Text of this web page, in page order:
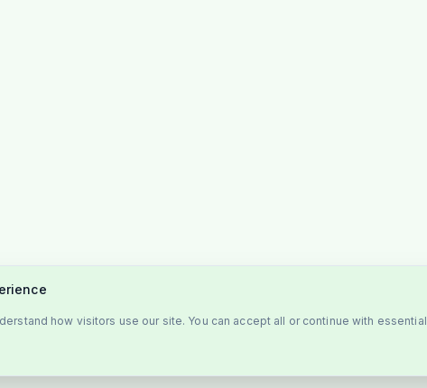
how visitors use our site. You can accept all or continue with essential